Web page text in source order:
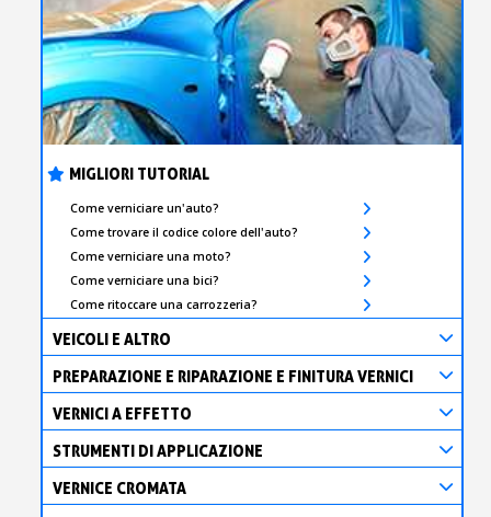
MIGLIORI TUTORIAL
Come verniciare un'auto?
Come trovare il codice colore dell'auto?
Come verniciare una moto?
Come verniciare una bici?
Come ritoccare una carrozzeria?
VEICOLI E ALTRO
PREPARAZIONE E RIPARAZIONE E FINITURA VERNICI
VERNICI A EFFETTO
STRUMENTI DI APPLICAZIONE
VERNICE CROMATA